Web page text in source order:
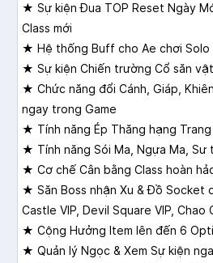
★ Sự kiện Đua TOP Reset Ngày
Class mới
★ Hệ thống Buff cho Ae chơi Solo
★ Sự kiện Chiến trường Cổ săn
★ Chức năng đổi Cánh, Giáp,
ngay trong Game
★ Tính năng Ép Thăng hạng
★ Tính năng Sói Ma, Ngựa Ma, Sư
★ Cơ chế Cân bằng Class hoàn
★ Săn Boss nhận Xu & Đồ Socket
Castle VIP, Devil Square VIP, Chao
★ Cộng Hưởng Item lên đến 6
★ Quản lý Ngọc & Xem Sự kiện